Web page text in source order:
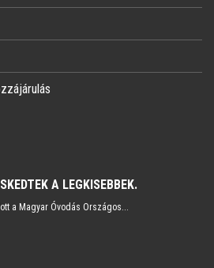
A LEGKISEBBEK.
a Magyar Óvodás Országos...